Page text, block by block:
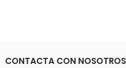
CONTACTA CON NOSOTROS